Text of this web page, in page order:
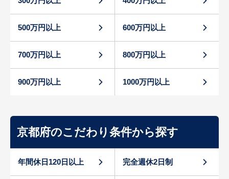
500万円以上 600万円以上
700万円以上 800万円以上
900万円以上 1000万円以上
京都府のこだわり条件から探す
年間休日120日以上 完全週休2日制